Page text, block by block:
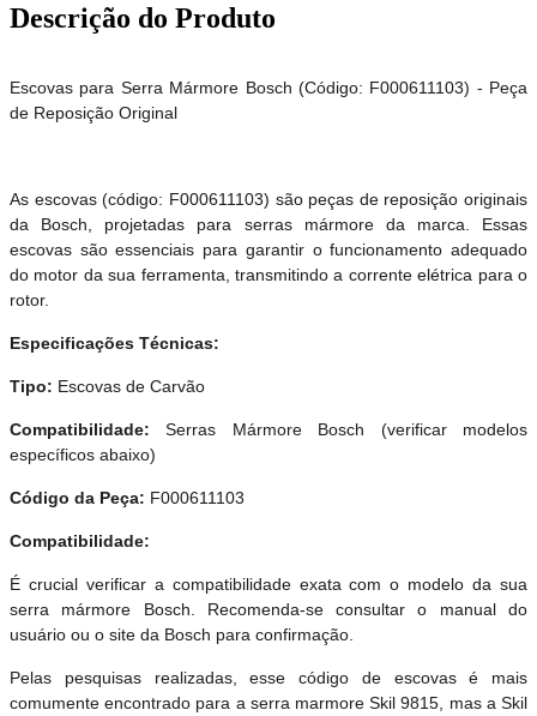
Descrição do Produto
Escovas para Serra Mármore Bosch (Código: F000611103) - Peça
de Reposição Original
As escovas (código: F000611103) são peças de reposição originais
da Bosch, projetadas para serras mármore da marca. Essas
escovas são essenciais para garantir o funcionamento adequado
do motor da sua ferramenta, transmitindo a corrente elétrica para o
rotor.
Especificações Técnicas:
Tipo: Escovas de Carvão
Compatibilidade: Serras Mármore Bosch (verificar modelos
específicos abaixo)
Código da Peça: F000611103
Compatibilidade:
É crucial verificar a compatibilidade exata com o modelo da sua
serra mármore Bosch. Recomenda-se consultar o manual do
usuário ou o site da Bosch para confirmação.
Pelas pesquisas realizadas, esse código de escovas é mais
comumente encontrado para a serra marmore Skil 9815, mas a Skil